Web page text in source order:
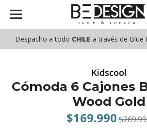
Despacho a todo CHILE a través de Blue
Kidscool
Cómoda 6 Cajones
Wood Gold
$169.990